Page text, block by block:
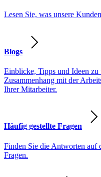
Lesen Sie, was unsere
Blogs
Einblicke, Tipps und Ideen zu
Zusammenhang mit der
Ihrer Mitarbeiter.
Häufig gestellte Fragen
Finden Sie die Antworten auf
Fragen.